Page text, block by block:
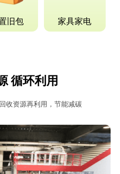
旧包 家具家电
循环利用
收资源再利用，节能减碳